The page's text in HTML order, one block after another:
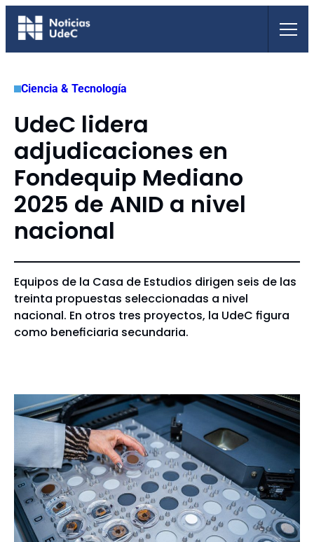
Saltar
Ciencia & Tecnología
UdeC lidera
adjudicaciones en
Fondequip Mediano
2025 de ANID a nivel
nacional
Equipos de la Casa de Estudios dirigen seis de las
treinta propuestas seleccionadas a nivel
nacional. En otros tres proyectos, la UdeC figura
como beneficiaria secundaria.